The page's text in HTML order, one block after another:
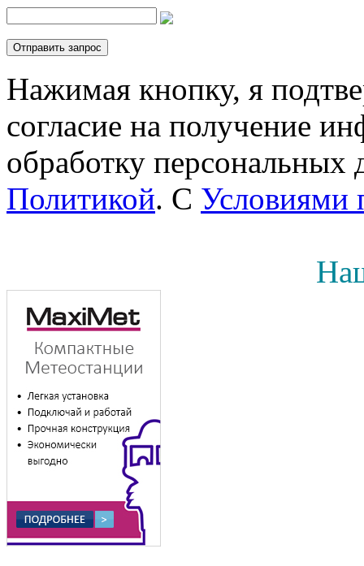
Нажимая кнопку, я
согласие на получение
обработку персональных
Политикой. С Условиями